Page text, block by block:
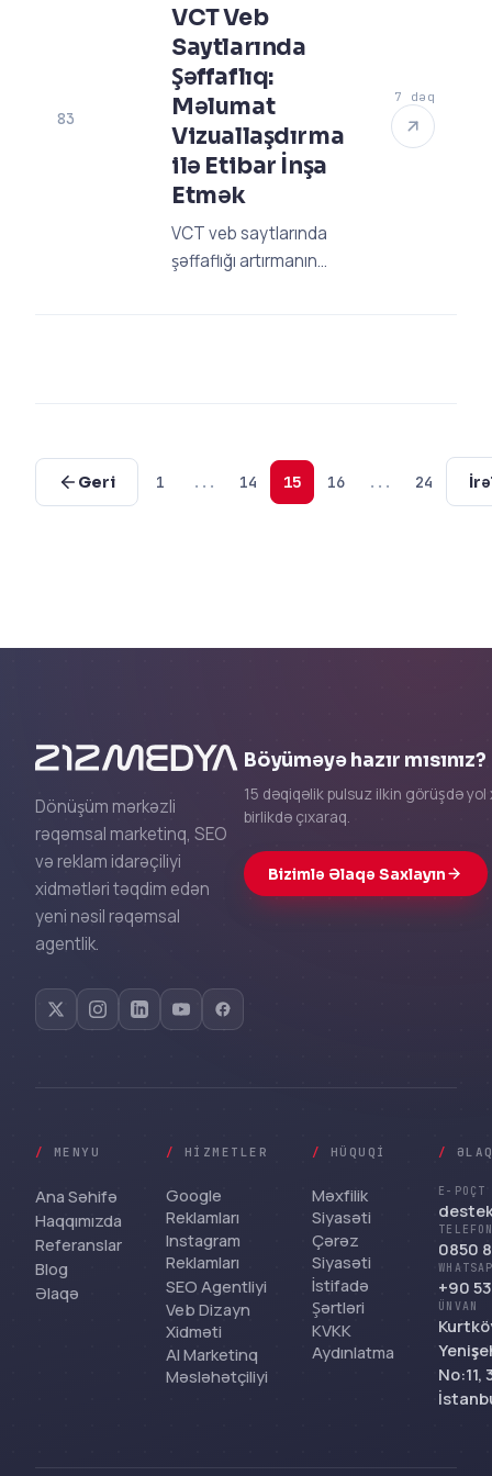
rəqiblərinizin önünə
keçin. Detallı bələdçimiz
burada!
83
VCT Veb
Saytlarında
Şəffaflıq:
Məlumat
Vizuallaşdırma
ilə Etibar İnşa
Etmək
VCT veb saytlarında
şəffaflığı artırmanın
7 dəq
Geri 1 ... 14 15 16 ... 24
Dönüşüm mərkəzli
rəqəmsal marketinq, SEO
və reklam idarəçiliyi
xidmətləri təqdim edən
yeni nəsil rəqəmsal
agentlik.
Böyüməyə hazır mısınız?
15 dəqiqəlik pulsuz ilkin görüşdə
birlikdə çıxaraq.
Bizimlə Əlaqə Saxlayın
/ MENYU
Ana Səhifə
Haqqımızda
Referanslar
Blog
Əlaqə
/ HIZMETLER
Google
Reklamları
Instagram
Reklamları
SEO Agentliyi
Veb Dizayn
Xidməti
AI Marketinq
Məsləhətçiliyi
/ HÜQUQI
Məxfilik
Siyasəti
Çərəz
Siyasəti
İstifadə
Şərtləri
KVKK
Aydınlatma
/
E-POÇT
0850
+90
ÜNVAN
No:11,